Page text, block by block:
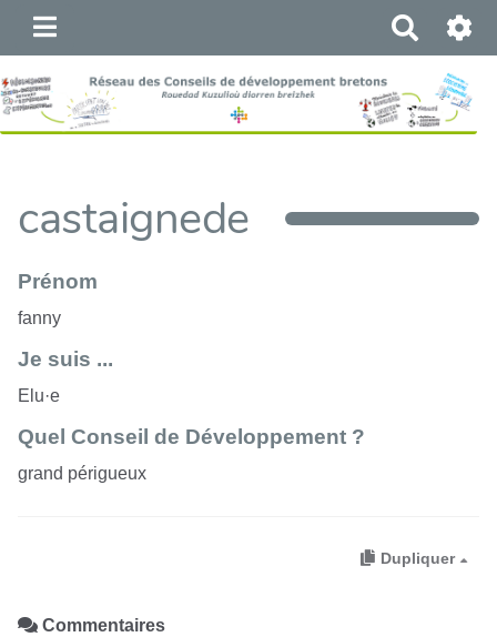
e
h
e
h
castaignede
Prénom
fanny
Je suis ...
Elu·e
Quel Conseil de Développement ?
grand périgueux
Dupliquer
Commentaires